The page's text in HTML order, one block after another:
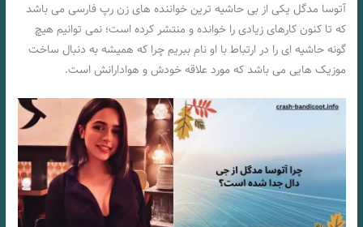
آتوسا مدگل یکی از بی حاشیه ترین خواننده های زن رپ فارسی می باشد
که تا کنون کارهای زیادی را خوانده و منتشر کرده است؛ نمی توانیم هیچ
گونه حاشیه‌ ای را در ارتباط با او نام ببریم چرا که همیشه به دنبال ساخت
موزیک هایی می باشد که مورد علاقه خودش و هوادارانش است.